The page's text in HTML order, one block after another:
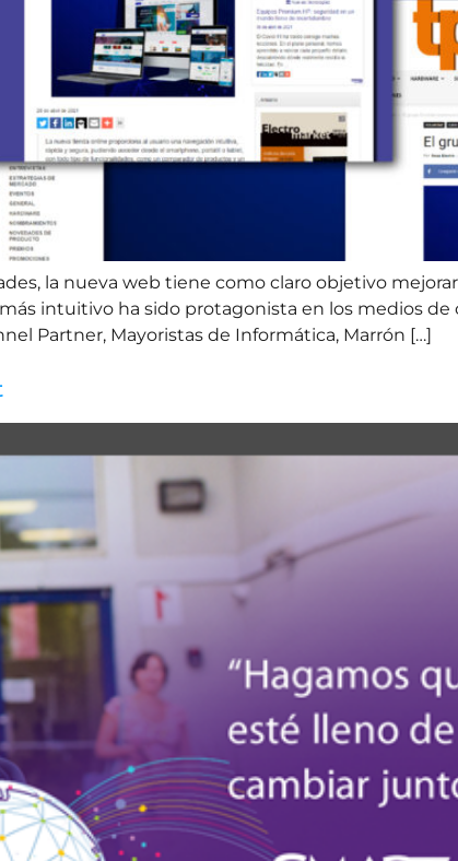
la nueva web tiene como claro objetivo
intuitivo ha sido protagonista en los medios
Partner, Mayoristas de Informática, Marrón […]